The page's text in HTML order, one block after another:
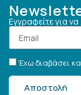
Εγγραφείτε για
Έχω διαβάσει
Αποστολή